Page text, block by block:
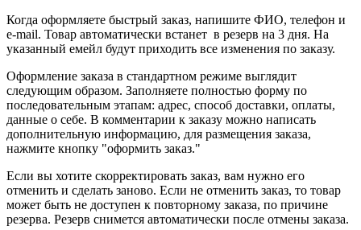
Когда оформляете быстрый заказ, напишите ФИО, телефон и
e-mail. Товар автоматически встанет в резерв на 3 дня. На
указанный емейл будут приходить все изменения по заказу.
Оформление заказа в стандартном режиме выглядит
следующим образом. Заполняете полностью форму по
последовательным этапам: адрес, способ доставки, оплаты,
данные о себе. В комментарии к заказу можно написать
дополнительную информацию, для размещения заказа,
нажмите кнопку "оформить заказ."
Если вы хотите скорректировать заказ, вам нужно его
отменить и сделать заново. Если не отменить заказ, то товар
может быть не доступен к повторному заказа, по причине
резерва. Резерв снимется автоматически после отмены заказа.